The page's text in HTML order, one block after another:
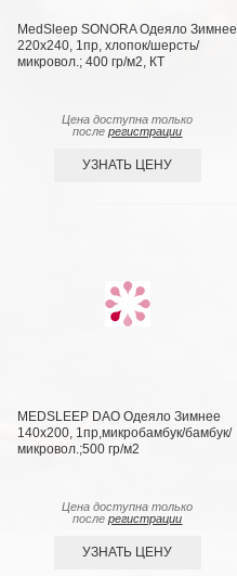
MedSleep SONORA Одеяло Зимнее
220х240, 1пр, хлопок/шерсть/
микровол.; 400 гр/м2, КТ
Цена доступна только
послерегистрации
УЗНАТЬ ЦЕНУ
MEDSLEEP DAO Одеяло Зимнее
140х200, 1пр,микробамбук/бамбук/
микровол.;500 гр/м2
Цена доступна только
послерегистрации
УЗНАТЬ ЦЕНУ